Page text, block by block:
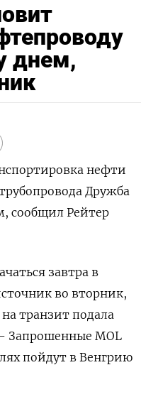
днем,
нефти
​Дружба
⁠сообщил ‌Рейтер
завтра ​в
во вторник,
транзит подала
Запрошенные MOL
пойдут ​в ⁠Венгрию